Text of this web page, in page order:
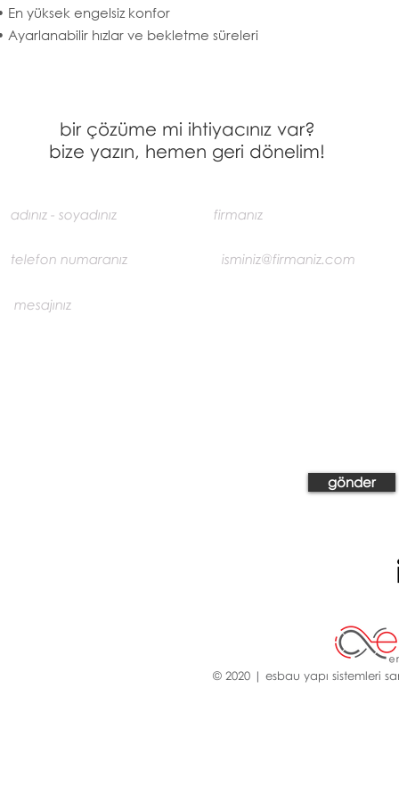
En yüksek engelsiz konfor
Ayarlanabilir hızlar ve bekletme süreleri
bir çözüme mi ihtiyacınız var?
bize yazın, hemen geri dönelim!
gönder
© 2020 | esbau yapı sistemleri